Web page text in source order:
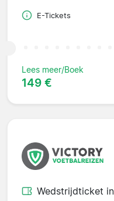
E-Tickets
Lees meer/Boek
149 €
Wedstrijdticket